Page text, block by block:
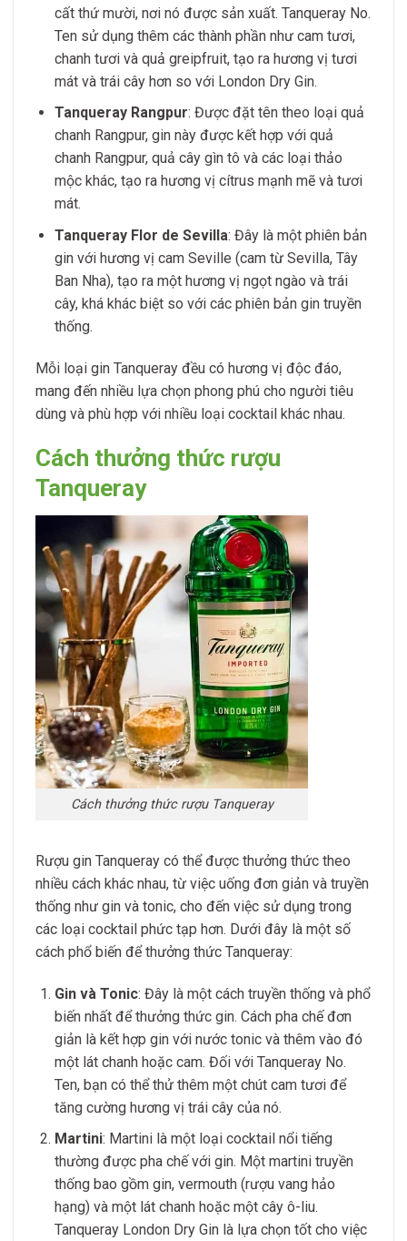
cất thứ mười, nơi nó được sản xuất. Tanqueray No.
Ten sử dụng thêm các thành phần như cam tươi,
chanh tươi và quả greipfruit, tạo ra hương vị tươi
mát và trái cây hơn so với London Dry Gin.
Tanqueray Rangpur: Được đặt tên theo loại quả
chanh Rangpur, gin này được kết hợp với quả
chanh Rangpur, quả cây gìn tô và các loại thảo
mộc khác, tạo ra hương vị cítrus mạnh mẽ và tươi
mát.
Tanqueray Flor de Sevilla: Đây là một phiên bản
gin với hương vị cam Seville (cam từ Sevilla, Tây
Ban Nha), tạo ra một hương vị ngọt ngào và trái
cây, khá khác biệt so với các phiên bản gin truyền
thống.
Mỗi loại gin Tanqueray đều có hương vị độc đáo,
mang đến nhiều lựa chọn phong phú cho người tiêu
dùng và phù hợp với nhiều loại cocktail khác nhau.
Cách thưởng thức rượu
Tanqueray
Cách thưởng thức rượu Tanqueray
Rượu gin Tanqueray có thể được thưởng thức theo
nhiều cách khác nhau, từ việc uống đơn giản và truyền
thống như gin và tonic, cho đến việc sử dụng trong
các loại cocktail phức tạp hơn. Dưới đây là một số
cách phổ biến để thưởng thức Tanqueray:
Gin và Tonic: Đây là một cách truyền thống và phổ
biến nhất để thưởng thức gin. Cách pha chế đơn
giản là kết hợp gin với nước tonic và thêm vào đó
một lát chanh hoặc cam. Đối với Tanqueray No.
Ten, bạn có thể thử thêm một chút cam tươi để
tăng cường hương vị trái cây của nó.
Martini: Martini là một loại cocktail nổi tiếng
thường được pha chế với gin. Một martini truyền
thống bao gồm gin, vermouth (rượu vang hảo
hạng) và một lát chanh hoặc một cây ô-liu.
Tanqueray London Dry Gin là lựa chọn tốt cho việc